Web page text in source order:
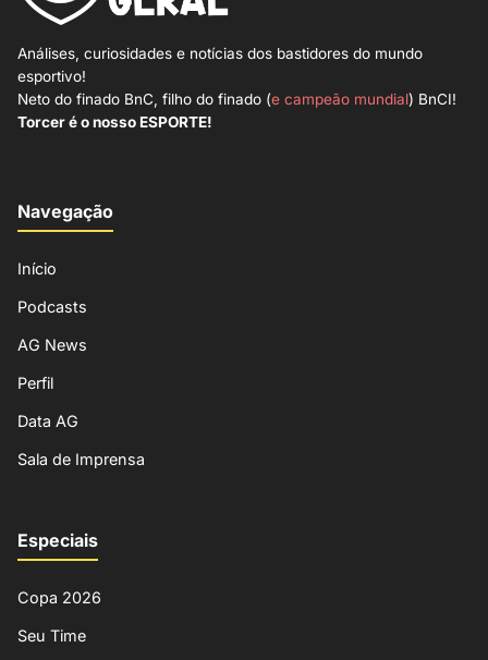
Análises, curiosidades e notícias dos bastidores do mundo
esportivo!
Neto do finado BnC, filho do finado (e campeão mundial) BnCI!
Torcer é o nosso ESPORTE!
Navegação
Início
Podcasts
AG News
Perfil
Data AG
Sala de Imprensa
Especiais
Copa 2026
Seu Time